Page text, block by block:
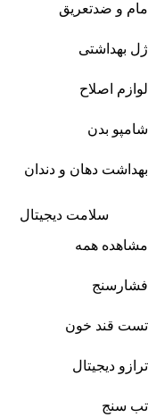
مام و ضدتعریق
ژل بهداشتی
لوازم اصلاح
شامپو بدن
بهداشت دهان و دندان
سلامت دیجیتال
مشاهده همه
فشارسنج
تست قند خون
ترازو دیجیتال
تب سنج